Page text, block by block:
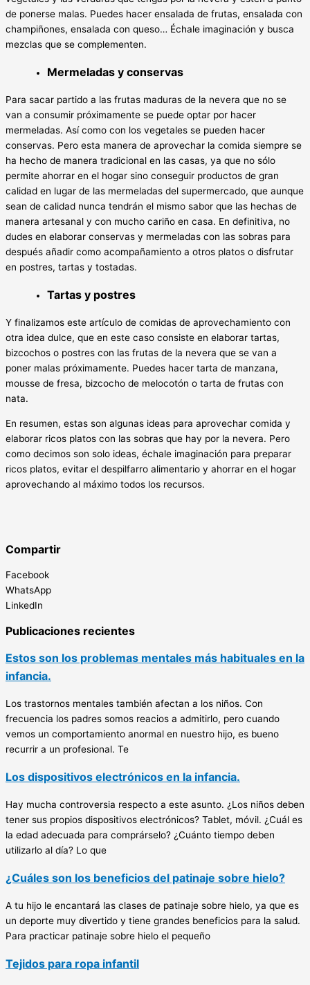
de ponerse malas. Puedes hacer ensalada de frutas, ensalada con
champiñones, ensalada con queso… Échale imaginación y busca
mezclas que se complementen.
Mermeladas y conservas
Para sacar partido a las frutas maduras de la nevera que no se
van a consumir próximamente se puede optar por hacer
mermeladas. Así como con los vegetales se pueden hacer
conservas. Pero esta manera de aprovechar la comida siempre se
ha hecho de manera tradicional en las casas, ya que no sólo
permite ahorrar en el hogar sino conseguir productos de gran
calidad en lugar de las mermeladas del supermercado, que aunque
sean de calidad nunca tendrán el mismo sabor que las hechas de
manera artesanal y con mucho cariño en casa. En definitiva, no
dudes en elaborar conservas y mermeladas con las sobras para
después añadir como acompañamiento a otros platos o disfrutar
en postres, tartas y tostadas.
Tartas y postres
Y finalizamos este artículo de comidas de aprovechamiento con
otra idea dulce, que en este caso consiste en elaborar tartas,
bizcochos o postres con las frutas de la nevera que se van a
poner malas próximamente. Puedes hacer tarta de manzana,
mousse de fresa, bizcocho de melocotón o tarta de frutas con
nata.
En resumen, estas son algunas ideas para aprovechar comida y
elaborar ricos platos con las sobras que hay por la nevera. Pero
como decimos son solo ideas, échale imaginación para preparar
ricos platos, evitar el despilfarro alimentario y ahorrar en el hogar
aprovechando al máximo todos los recursos.
Compartir
Facebook
WhatsApp
LinkedIn
Publicaciones recientes
Estos son los problemas mentales más habituales en la
infancia.
Los trastornos mentales también afectan a los niños. Con
frecuencia los padres somos reacios a admitirlo, pero cuando
vemos un comportamiento anormal en nuestro hijo, es bueno
recurrir a un profesional. Te
Los dispositivos electrónicos en la infancia.
Hay mucha controversia respecto a este asunto. ¿Los niños deben
tener sus propios dispositivos electrónicos? Tablet, móvil. ¿Cuál es
la edad adecuada para comprárselo? ¿Cuánto tiempo deben
utilizarlo al día? Lo que
¿Cuáles son los beneficios del patinaje sobre hielo?
A tu hijo le encantará las clases de patinaje sobre hielo, ya que es
un deporte muy divertido y tiene grandes beneficios para la salud.
Para practicar patinaje sobre hielo el pequeño
Tejidos para ropa infantil